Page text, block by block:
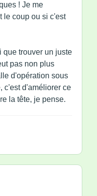
! Je me
le coup ou si c'est
que trouver un juste
pas non plus
d'opération sous
c'est d'améliorer ce
la tête, je pense.